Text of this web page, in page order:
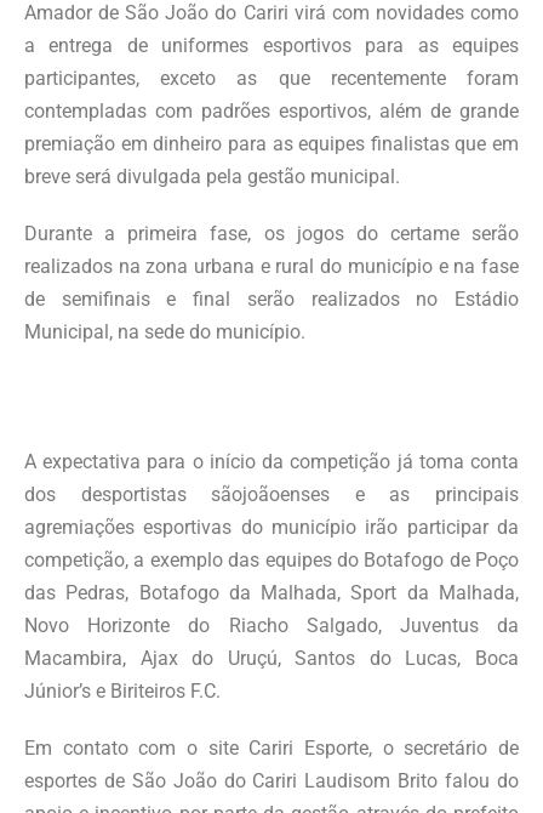
Amador de São João do Cariri virá com novidades como
a entrega de uniformes esportivos para as equipes
participantes, exceto as que recentemente foram
contempladas com padrões esportivos, além de grande
premiação em dinheiro para as equipes finalistas que em
breve será divulgada pela gestão municipal.
Durante a primeira fase, os jogos do certame serão
realizados na zona urbana e rural do município e na fase
de semifinais e final serão realizados no Estádio
Municipal, na sede do município.
A expectativa para o início da competição já toma conta
dos desportistas sãojoãoenses e as principais
agremiações esportivas do município irão participar da
competição, a exemplo das equipes do Botafogo de Poço
das Pedras, Botafogo da Malhada, Sport da Malhada,
Novo Horizonte do Riacho Salgado, Juventus da
Macambira, Ajax do Uruçú, Santos do Lucas, Boca
Júnior’s e Biriteiros F.C.
Em contato com o site Cariri Esporte, o secretário de
esportes de São João do Cariri Laudisom Brito falou do